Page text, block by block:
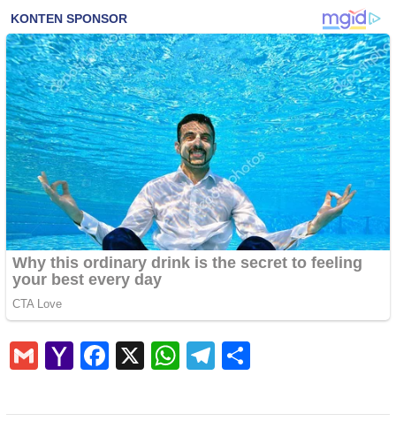
GmailYahoo
Mail
Facebook
X WhatsApp
Telegram